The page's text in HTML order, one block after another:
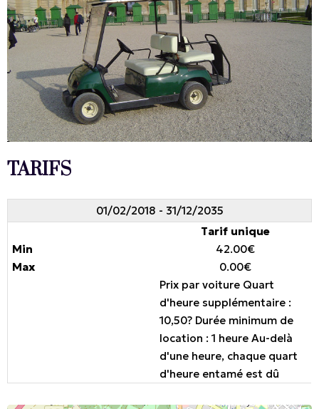
TARIFS
01/02/2018 - 31/12/2035
Tarif unique
42.00€
0.00€
Prix par voiture Quart
d'heure supplémentaire :
10,50? Durée minimum de
location : 1 heure Au-delà
d'une heure, chaque quart
d'heure entamé est dû